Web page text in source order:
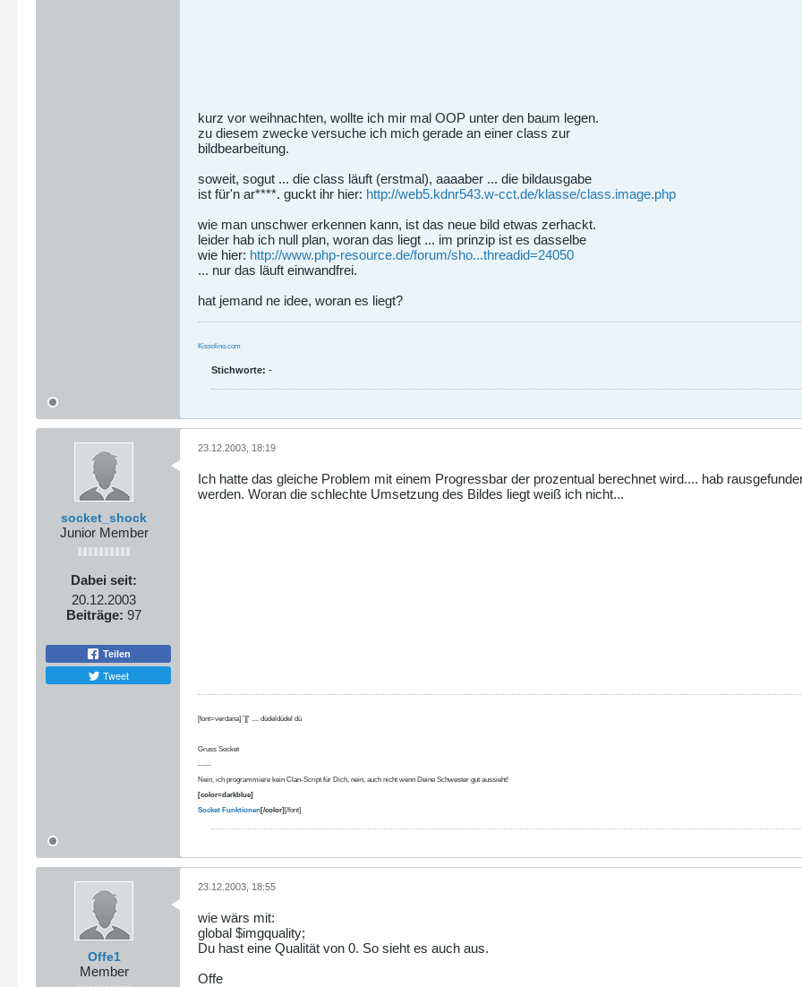
kurz vor weihnachten, wollte ich mir mal OOP unter den baum legen.
zu diesem zwecke versuche ich mich gerade an einer class zur
bildbearbeitung.
soweit, sogut ... die class läuft (erstmal), aaaaber ... die bildausgabe
ist für'n ar****. guckt ihr hier: http://web5.kdnr543.w-cct.de/klasse/class.image.php
wie man unschwer erkennen kann, ist das neue bild etwas zerhackt.
leider hab ich null plan, woran das liegt ... im prinzip ist es dasselbe
wie hier: http://www.php-resource.de/forum/sho...threadid=24050
... nur das läuft einwandfrei.
hat jemand ne idee, woran es liegt?
Kissolino.com
Stichworte: -
socket_shock
Junior Member
Dabei seit:
20.12.2003
Beiträge: 97
Teilen
Tweet
23.12.2003, 18:19
Ich hatte das gleiche Problem mit einem Progressbar der prozentual berechnet wird.... hab
werden. Woran die schlechte Umsetzung des Bildes liegt weiß ich nicht...
[font=verdana] '][' .... düdeldüdel dü
Gruss Socket
-----
Nein, ich programmiere kein Clan-Script für Dich, nein, auch nicht wenn Deine Schwester gut aussieht!
[color=darkblue]
Socket Funktionen[/color][/font]
Offe1
Member
23.12.2003, 18:55
wie wärs mit:
global $imgquality;
Du hast eine Qualität von 0. So sieht es auch aus.
Offe